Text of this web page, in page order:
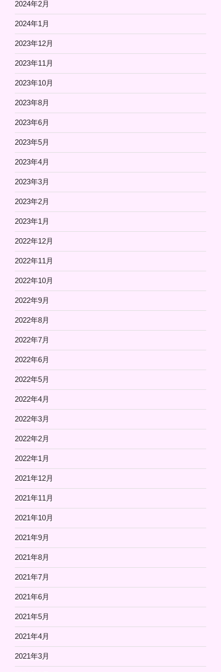
2024年2月
2024年1月
2023年12月
2023年11月
2023年10月
2023年8月
2023年6月
2023年5月
2023年4月
2023年3月
2023年2月
2023年1月
2022年12月
2022年11月
2022年10月
2022年9月
2022年8月
2022年7月
2022年6月
2022年5月
2022年4月
2022年3月
2022年2月
2022年1月
2021年12月
2021年11月
2021年10月
2021年9月
2021年8月
2021年7月
2021年6月
2021年5月
2021年4月
2021年3月